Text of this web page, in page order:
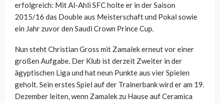
erfolgreich: Mit Al-Ahli SFC holte er in der Saison
2015/16 das Double aus Meisterschaft und Pokal sowie
ein Jahr zuvor den Saudi Crown Prince Cup.
Nun steht Christian Gross mit Zamalek erneut vor einer
großen Aufgabe. Der Klub ist derzeit Zweiter in der
ägyptischen Liga und hat neun Punkte aus vier Spielen
geholt. Sein erstes Spiel auf der Trainerbank wird er am 19.
Dezember leiten, wenn Zamalek zu Hause auf Ceramica